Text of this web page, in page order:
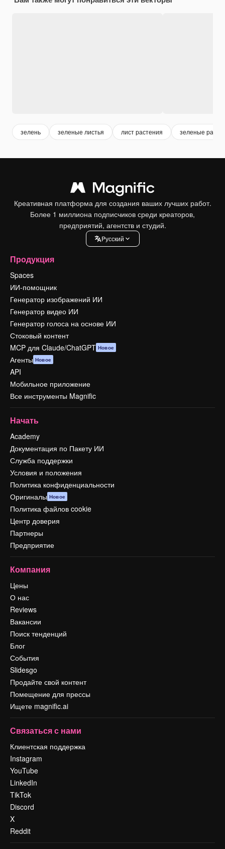
зелень зеленые листья лист растения зеленые
Креативная платформа для создания ваших лучших работ.
Более 1 миллиона подписчиков среди креаторов,
предприятий, агентств и студий.
Pусский
Продукция
Spaces
ИИ-помощник
Генератор изображений ИИ
Генератор видео ИИ
Генератор голоса на основе ИИ
Стоковый контент
MCP для Claude/ChatGPT Новое
Агенты Новое
API
Мобильное приложение
Все инструменты Magnific
Начать
Academy
Документация по Пакету ИИ
Служба поддержки
Условия и положения
Политика конфиденциальности
Оригиналы Новое
Политика файлов cookie
Центр доверия
Партнеры
Предприятие
Компания
Цены
О нас
Reviews
Вакансии
Поиск тенденций
Блог
События
Slidesgo
Продайте свой контент
Помещение для прессы
Ищете magnific.ai
Связаться с нами
Клиентская поддержка
Instagram
YouTube
LinkedIn
TikTok
Discord
X
Reddit